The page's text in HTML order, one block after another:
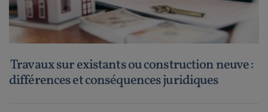
Travaux sur existants ou construction neuve :
différences et conséquences juridiques